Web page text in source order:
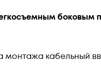
боковым
монтажа кабельный